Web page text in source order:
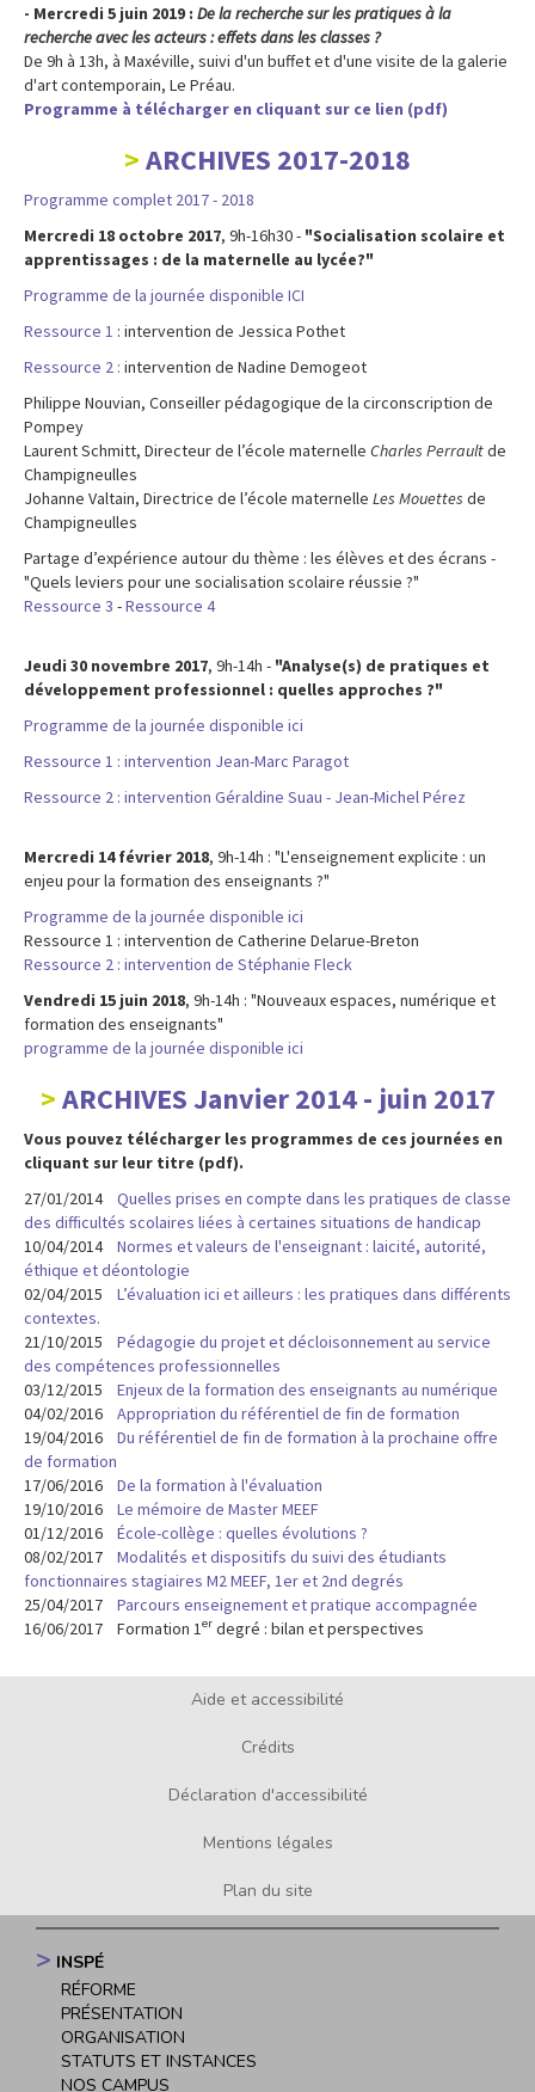
- Mercredi 5 juin 2019 : De la recherche sur les pratiques à la
recherche avec les acteurs : effets dans les classes ?
De 9h à 13h, à Maxéville, suivi d'un buffet et d'une visite de la galerie
d'art contemporain, Le Préau.
Programme à télécharger en cliquant sur ce lien (pdf)
ARCHIVES 2017-2018
Programme complet 2017 - 2018
Mercredi 18 octobre 2017, 9h-16h30 - "Socialisation scolaire et
apprentissages : de la maternelle au lycée?"
Programme de la journée disponible ICI
Ressource 1 : intervention de Jessica Pothet
Ressource 2 : intervention de Nadine Demogeot
Philippe Nouvian, Conseiller pédagogique de la circonscription de
Pompey
Laurent Schmitt, Directeur de l’école maternelle Charles Perraultde
Champigneulles
Johanne Valtain, Directrice de l’école maternelle Les Mouettes de
Champigneulles
Partage d’expérience autour du thème : les élèves et des écrans -
"Quels leviers pour une socialisation scolaire réussie ?"
Ressource 3 -Ressource 4
Jeudi 30 novembre 2017, 9h-14h - "Analyse(s) de pratiques et
développement professionnel : quelles approches ?"
Programme de la journée disponible ici
Ressource 1 : intervention Jean-Marc Paragot
Ressource 2 : intervention Géraldine Suau - Jean-Michel Pérez
Mercredi 14 février 2018, 9h-14h : "L'enseignement explicite : un
enjeu pour la formation des enseignants ?"
Programme de la journée disponible ici
Ressource 1 : intervention de Catherine Delarue-Breton
Ressource 2 : intervention de Stéphanie Fleck
Vendredi 15 juin 2018, 9h-14h : "Nouveaux espaces, numérique et
formation des enseignants"
programme de la journée disponible ici
ARCHIVES Janvier 2014 - juin 2017
Vous pouvez télécharger les programmes de ces journées en
cliquant sur leur titre (pdf).
27/01/2014 Quelles prises en compte dans les pratiques de classe
des difficultés scolaires liées à certaines situations de handicap
10/04/2014 Normes et valeurs de l'enseignant : laicité, autorité,
éthique et déontologie
02/04/2015 L’évaluation ici et ailleurs : les pratiques dans différents
contextes.
21/10/2015 Pédagogie du projet et décloisonnement au service
des compétences professionnelles
03/12/2015 Enjeux de la formation des enseignants au numérique
04/02/2016 Appropriation du référentiel de fin de formation
19/04/2016 Du référentiel de fin de formation à la prochaine offre
de formation
17/06/2016 De la formation à l'évaluation
19/10/2016 Le mémoire de Master MEEF
01/12/2016 École-collège : quelles évolutions ?
08/02/2017 Modalités et dispositifs du suivi des étudiants
fonctionnaires stagiaires M2 MEEF, 1er et 2nd degrés
25/04/2017 Parcours enseignement et pratique accompagnée
16/06/2017 Formation 1 er degré : bilan et perspectives
Aide et accessibilité
Crédits
Déclaration d'accessibilité
Mentions légales
Plan du site
Navigation
principale
INSPÉ
RÉFORME
PRÉSENTATION
ORGANISATION
STATUTS ET INSTANCES
NOS CAMPUS